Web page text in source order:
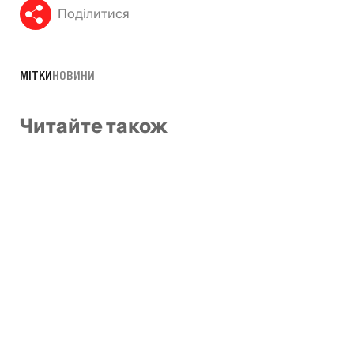
Поділитися
МІТКИНОВИНИ
Читайте також